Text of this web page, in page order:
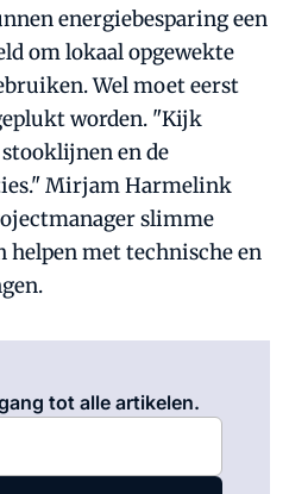
energiebesparing een
om lokaal opgewekte
Wel moet eerst
worden. "Kijk
en de
Mirjam Harmelink
slimme
helpen met technische en
tot alle artikelen.